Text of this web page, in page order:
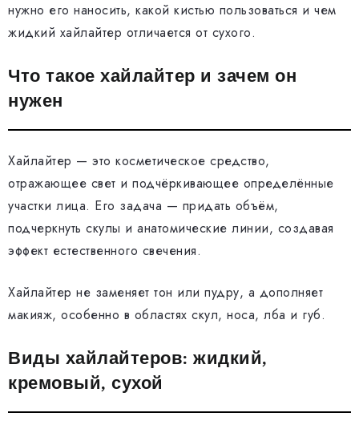
нужно его наносить, какой кистью пользоваться и чем
жидкий хайлайтер отличается от сухого.
Что такое хайлайтер и зачем он
нужен
Хайлайтер — это косметическое средство,
отражающее свет и подчёркивающее определённые
участки лица. Его задача — придать объём,
подчеркнуть скулы и анатомические линии, создавая
эффект естественного свечения.
Хайлайтер не заменяет тон или пудру, а дополняет
макияж, особенно в областях скул, носа, лба и губ.
Виды хайлайтеров: жидкий,
кремовый, сухой